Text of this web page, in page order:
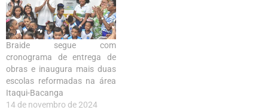
Braide segue com
cronograma de entrega de
obras e inaugura mais duas
escolas reformadas na área
Itaqui-Bacanga
14 de novembro de 2024